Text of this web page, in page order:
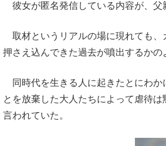
彼女が匿名発信している内容が、父
取材というリアルの場に現れても、
押さえ込んできた過去が噴出するか
同時代を生きる人に起きたとにわか
とを放棄した大人たちによって虐待
言われていた。